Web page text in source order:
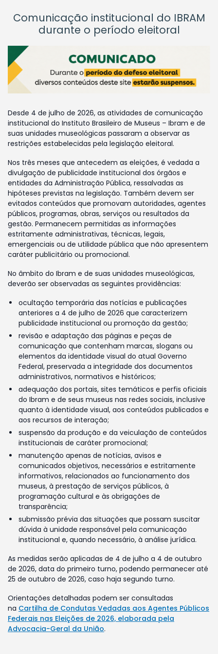
Comunicação institucional do IBRAM
durante o período eleitoral
Desde 4 de julho de 2026, as atividades de comunicação
institucional do Instituto Brasileiro de Museus – Ibram e de
suas unidades museológicas passaram a observar as
restrições estabelecidas pela legislação eleitoral.
Nos três meses que antecedem as eleições, é vedada a
divulgação de publicidade institucional dos órgãos e
entidades da Administração Pública, ressalvadas as
hipóteses previstas na legislação. Também devem ser
evitados conteúdos que promovam autoridades, agentes
públicos, programas, obras, serviços ou resultados da
gestão. Permanecem permitidas as informações
estritamente administrativas, técnicas, legais,
emergenciais ou de utilidade pública que não apresentem
caráter publicitário ou promocional.
No âmbito do Ibram e de suas unidades museológicas,
deverão ser observadas as seguintes providências:
ocultação temporária das notícias e publicações
anteriores a 4 de julho de 2026 que caracterizem
publicidade institucional ou promoção da gestão;
revisão e adaptação das páginas e peças de
comunicação que contenham marcas, slogans ou
elementos da identidade visual do atual Governo
Federal, preservada a integridade dos documentos
administrativos, normativos e históricos;
adequação dos portais, sites temáticos e perfis oficiais
do Ibram e de seus museus nas redes sociais, inclusive
quanto à identidade visual, aos conteúdos publicados e
aos recursos de interação;
suspensão da produção e da veiculação de conteúdos
institucionais de caráter promocional;
manutenção apenas de notícias, avisos e
comunicados objetivos, necessários e estritamente
informativos, relacionados ao funcionamento dos
museus, à prestação de serviços públicos, à
programação cultural e às obrigações de
transparência;
submissão prévia das situações que possam suscitar
dúvida à unidade responsável pela comunicação
institucional e, quando necessário, à análise jurídica.
As medidas serão aplicadas de 4 de julho a 4 de outubro
de 2026, data do primeiro turno, podendo permanecer até
25 de outubro de 2026, caso haja segundo turno.
Orientações detalhadas podem ser consultadas
na Cartilha de Condutas Vedadas aos Agentes Públicos
Federais nas Eleições de 2026, elaborada pela
Advocacia-Geral da União.